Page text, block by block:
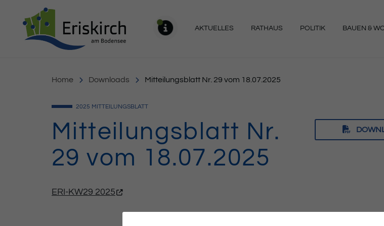
AKTUELLES RATHAUS POLITIK BAUEN &
Home Downloads Mitteilungsblatt Nr. 29 vom 18.07.2025
2025 MITTEILUNGSBLATT
Mitteilungsblatt Nr.
29 vom 18.07.2025
ERI-KW29 2025